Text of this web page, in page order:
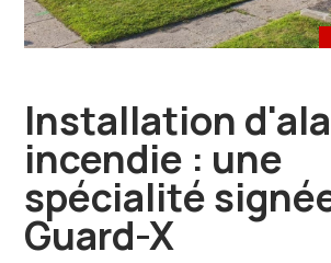
Installation
incendie : une
spécialité
Guard-X